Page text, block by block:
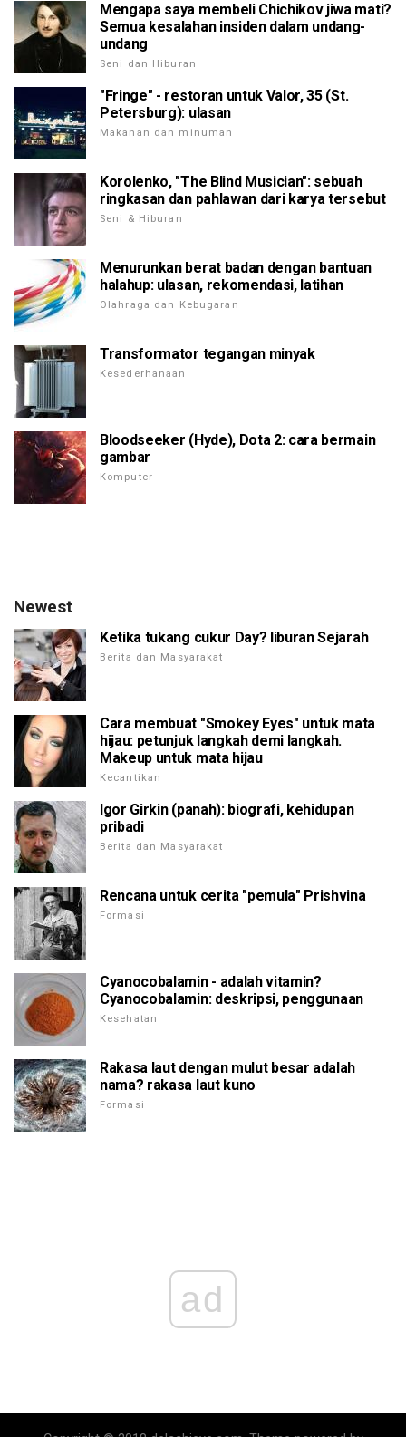
Mengapa saya membeli Chichikov jiwa mati?
Semua kesalahan insiden dalam undang-
undang
Seni dan Hiburan
"Fringe" - restoran untuk Valor, 35 (St.
Petersburg): ulasan
Makanan dan minuman
Korolenko, "The Blind Musician": sebuah
ringkasan dan pahlawan dari karya tersebut
Seni & Hiburan
Menurunkan berat badan dengan bantuan
halahup: ulasan, rekomendasi, latihan
Olahraga dan Kebugaran
Transformator tegangan minyak
Kesederhanaan
Bloodseeker (Hyde), Dota 2: cara bermain
gambar
Komputer
Newest
Ketika tukang cukur Day? liburan Sejarah
Berita dan Masyarakat
Cara membuat "Smokey Eyes" untuk mata
hijau: petunjuk langkah demi langkah.
Makeup untuk mata hijau
Kecantikan
Igor Girkin (panah): biografi, kehidupan
pribadi
Berita dan Masyarakat
Rencana untuk cerita "pemula" Prishvina
Formasi
Cyanocobalamin - adalah vitamin?
Cyanocobalamin: deskripsi, penggunaan
Kesehatan
Rakasa laut dengan mulut besar adalah
nama? rakasa laut kuno
Formasi
ad